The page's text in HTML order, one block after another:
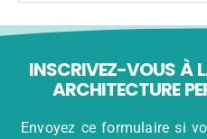
INSCRIVEZ-VOUS À
ARCHITECTURE
Envoyez ce formulaire si